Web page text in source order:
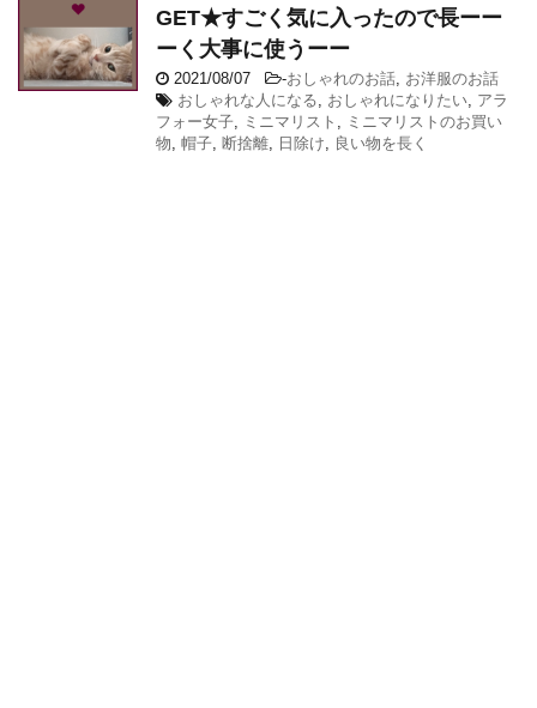
GET★すごく気に入ったので長ーー
ーく大事に使うーー
2021/08/07 -おしゃれのお話 お洋服のお話
おしゃれな人になる
おしゃれになりたい アラ
フォー女子
ミニマリスト
ミニマリストのお買い
物 帽子 断捨離 日除け 良い物を長く